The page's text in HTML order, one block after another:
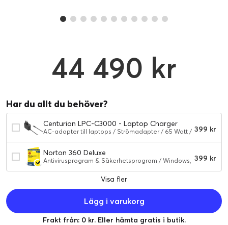
44 490 kr
Har du allt du behöver?
Centurion LPC-C3000 - Laptop Charger
65W
AC-adapter till laptops / Strömadapter / 65 Watt / 399 kr
Norton 360 Deluxe
Antivirusprogram & Säkerhetsprogram / Windows,
molnlagringsutrymme, 5 enheter
399 kr
Visa fler
Lägg i varukorg
Frakt från: 0 kr. Eller hämta gratis i butik.